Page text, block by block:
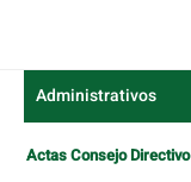
Administrativos
Actas Consejo Directivo